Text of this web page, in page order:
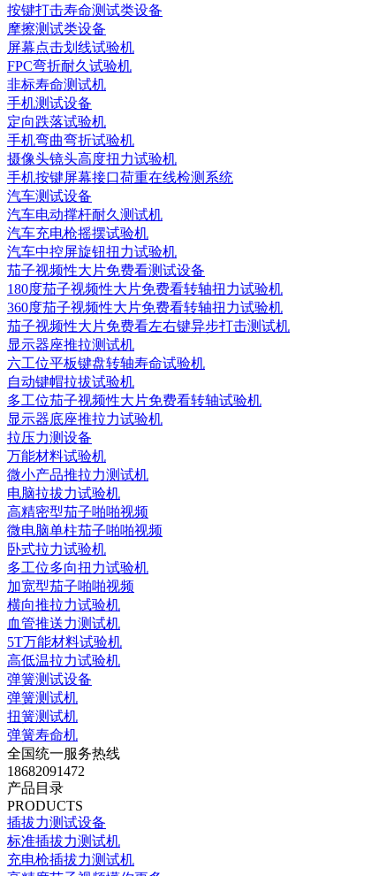
按键打击寿命测试类设备
摩擦测试类设备
屏幕点击划线试验机
FPC弯折耐久试验机
非标寿命测试机
手机测试设备
定向跌落试验机
手机弯曲弯折试验机
摄像头镜头高度扭力试验机
手机按键屏幕接口荷重在线检测系统
汽车测试设备
汽车电动撑杆耐久测试机
汽车充电枪摇摆试验机
汽车中控屏旋钮扭力试验机
茄子视频性大片免费看测试设备
180度茄子视频性大片免费看转轴扭力试验机
360度茄子视频性大片免费看转轴扭力试验机
茄子视频性大片免费看左右键异步打击测试机
显示器座推拉测试机
六工位平板键盘转轴寿命试验机
自动键帽拉拔试验机
多工位茄子视频性大片免费看转轴试验机
显示器底座推拉力试验机
拉压力测设备
万能材料试验机
微小产品推拉力测试机
电脑拉拔力试验机
高精密型茄子啪啪视频
微电脑单柱茄子啪啪视频
卧式拉力试验机
多工位多向扭力试验机
加宽型茄子啪啪视频
横向推拉力试验机
血管推送力测试机
5T万能材料试验机
高低温拉力试验机
弹簧测试设备
弹簧测试机
扭簧测试机
弹簧寿命机
全国统一服务热线
18682091472
产品目录
PRODUCTS
插拔力测试设备
标准插拔力测试机
充电枪插拔力测试机